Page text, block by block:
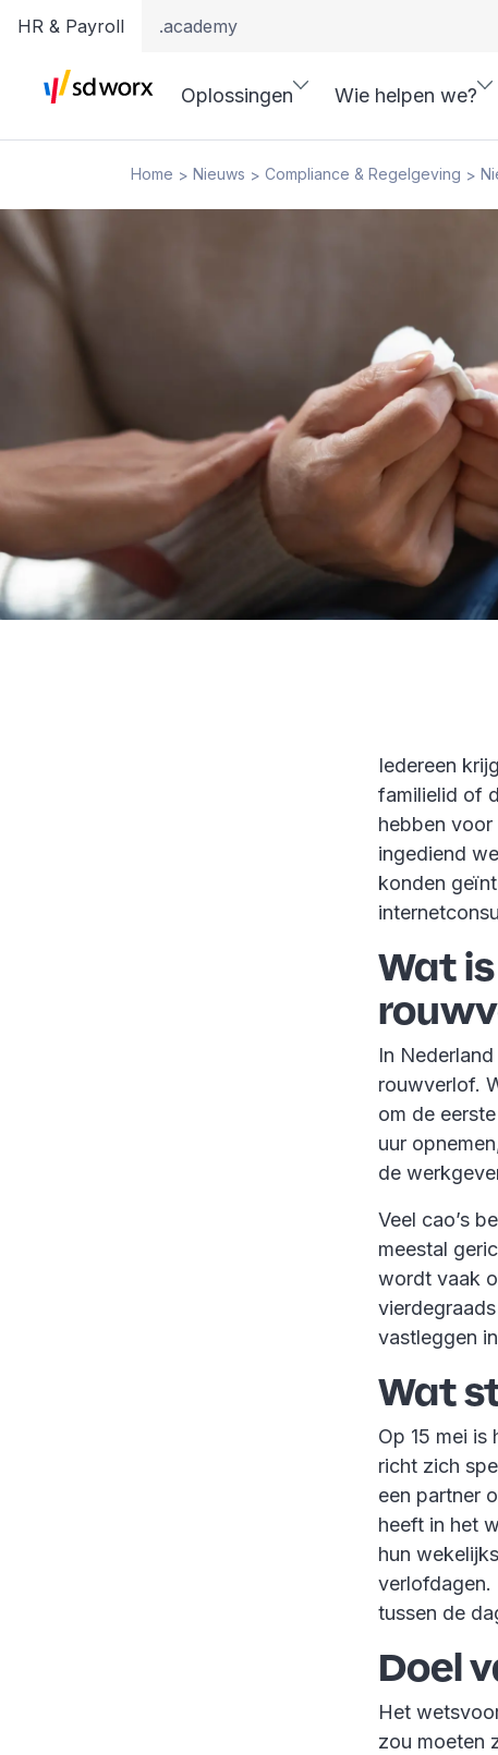
HR & Payroll .academy
Oplossingen Wie helpen we?
Home > Nieuws > Compliance & Regelgeving >
Iedereen
familielid of
hebben voor
ingediend
konden
Wat
In
rouwverlof.
om de
uur
de
Veel cao’s
meestal
wordt vaak
vastleggen
Wat
Op 15 mei
richt zich
een partner
heeft in het
hun
verlofdagen.
tussen de
Doel
Het
zou moeten